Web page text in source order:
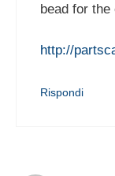
bead for
http://
Rispondi